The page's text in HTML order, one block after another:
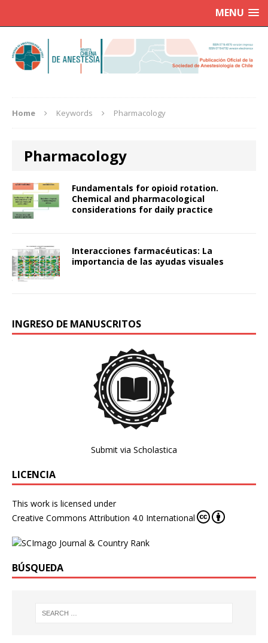
MENU
Home Keywords Pharmacology
Pharmacology
Fundamentals for opioid rotation.
Chemical and pharmacological
considerations for daily practice
Interacciones farmacéuticas: La
importancia de las ayudas visuales
INGRESO DE MANUSCRITOS
Submit via Scholastica
LICENCIA
This work is licensed under
Creative Commons Attribution 4.0 International
BÚSQUEDA